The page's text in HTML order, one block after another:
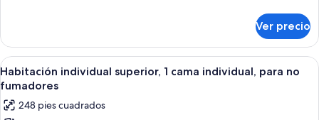
Room(58
㎡),
Non
Smoking
Class
Fourth
Room(58
㎡),
Smoking
Ver precio
Abrir
todas
las
fotos
Habitación de hotel con cama,
8
Habitación individual superior, 1 cama individual, para no
fumadores
248 pies cuadrados